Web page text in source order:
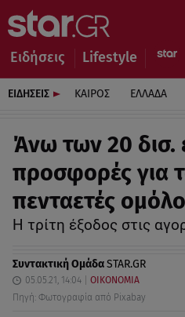
Ειδήσεις Lifestyle
ΕΙΔΗΣΕΙΣ ΚΑΙΡΟΣ ΕΛΛΑΔΑ
Άνω των 20 δισ.
προσφορές για
πενταετές
Η τρίτη έξοδος στις
Συντακτική ΟμάδαSTAR.GR
05.05.21, 14:04
ΟΙΚΟΝΟΜΙΑ
Πηγή: Φωτογραφία από Pixabay